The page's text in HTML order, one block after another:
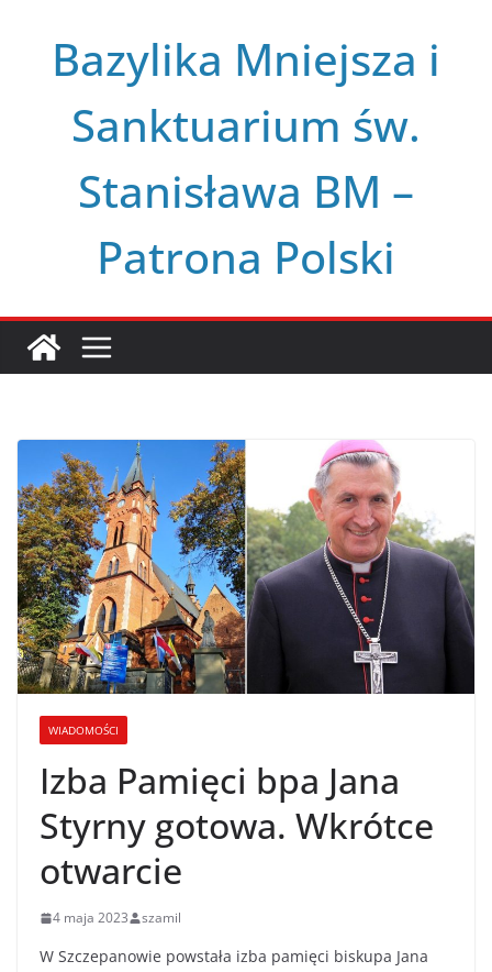
Bazylika Mniejsza i
Sanktuarium św.
Stanisława BM –
Patrona Polski
WIADOMOŚCI
Izba Pamięci bpa Jana
Styrny gotowa. Wkrótce
otwarcie
4 maja 2023 szamil
W Szczepanowie powstała izba pamięci biskupa Jana